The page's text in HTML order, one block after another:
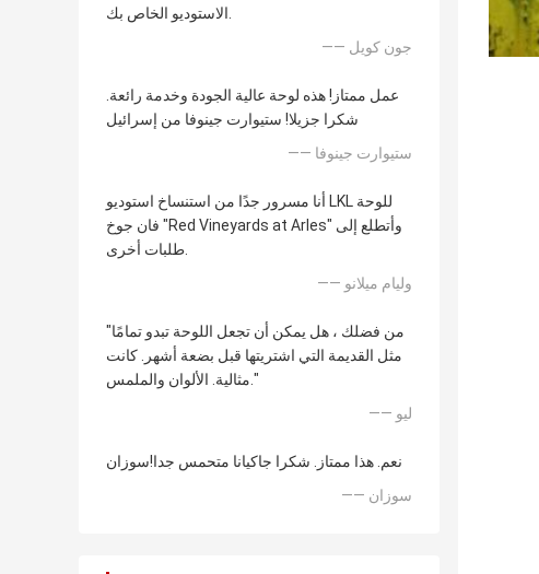
الاستوديو الخاص بك.
—— جون كويل
عمل ممتاز! هذه لوحة عالية الجودة وخدمة رائعة.
شكرا جزيلا! ستيوارت جينوفا من إسرائيل
—— ستيوارت جينوفا
أنا مسرور جدًا من استنساخ استوديو LKL للوحة
فان جوخ "Red Vineyards at Arles" وأتطلع إلى
طلبات أخرى.
—— وليام ميلانو
"من فضلك ، هل يمكن أن تجعل اللوحة تبدو تمامًا
مثل القديمة التي اشتريتها قبل بضعة أشهر. كانت
مثالية. الألوان والملمس."
—— ليو
نعم. هذا ممتاز. شكرا جاكيانا متحمس جدا!سوزان
—— سوزان